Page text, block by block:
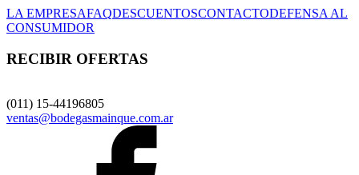
LA EMPRESAFAQDESCUENTOSCONTACTODEFENSA AL
CONSUMIDOR
RECIBIR OFERTAS
(011) 15-44196805
ventas@bodegasmainque.com.ar